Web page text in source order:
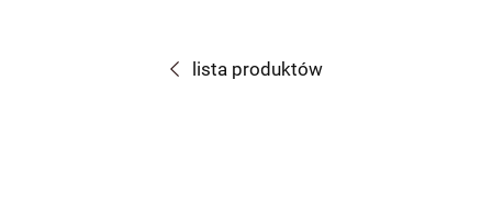
lista produktów